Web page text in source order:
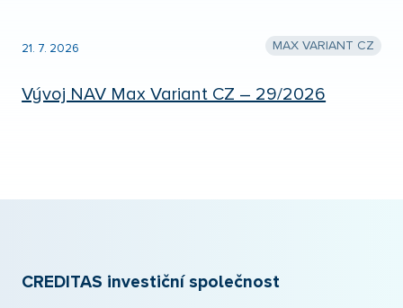
21. 7. 2026 MAX VARIANT CZ
Vývoj NAV Max Variant CZ – 29/2026
CREDITAS investiční společnost